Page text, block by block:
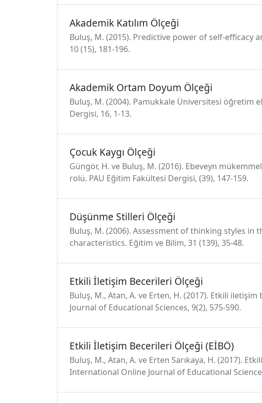
Akademik Katılım Ölçeği
Buluş, M. (2015). Predictive power of self-efficacy
10 (15), 181-196.
Akademik Ortam Doyum Ölçeği
Buluş, M. (2004). Pamukkale Üniversitesi öğretim
Dergisi, 16, 1-13.
Çocuk Kaygı Ölçeği
Güngör, H. ve Buluş, M. (2016). Ebeveyn
rolü. PAU Eğitim Fakültesi Dergisi, (39), 147-159.
Düşünme Stilleri Ölçeği
Buluş, M. (2006). Assessment of thinking styles
characteristics. Eğitim ve Bilim, 31 (139), 35-48.
Etkili İletişim Becerileri Ölçeği
Buluş, M., Atan, A. ve Erten, H. (2017). Etkili
Journal of Educational Sciences, 9(2), 575-590.
Etkili İletişim Becerileri Ölçeği (EİBÖ)
Buluş, M., Atan, A. ve Erten Sarıkaya, H. (2017).
International Online Journal of Educational